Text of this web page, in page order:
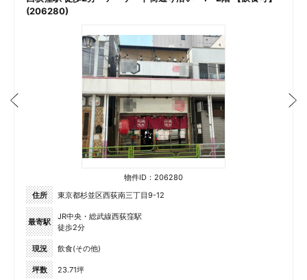
(206280)
物件ID：206280
住所
東京都杉並区西荻南三丁目9-12
最寄駅
JR中央・総武線西荻窪駅
徒歩2分
現況 飲食(その他)
坪数 23.71坪